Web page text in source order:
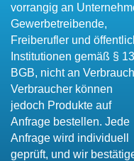
vorrangig an
Gewerbetreibende,
Freiberufler und
Institutionen gemäß § 13
BGB, nicht an
Verbraucher können
jedoch Produkte auf
Anfrage bestellen. Jede
Anfrage wird individuell
geprüft, und wir